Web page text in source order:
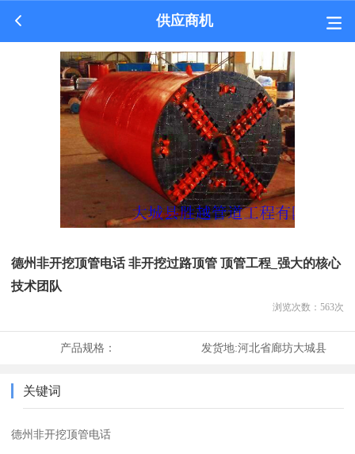
供应商机
德州非开挖顶管电话 非开挖过路顶管 顶管工程_强大的核心
技术团队
浏览次数： 563次
产品规格： 发货地:河北省廊坊大城县
关键词
德州非开挖顶管电话